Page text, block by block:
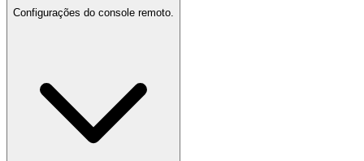
Configurações do console remoto.